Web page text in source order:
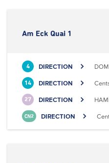
Am Eck Quai 1
4 DIRECTION
14 DIRECTION
27 DIRECTION
CN2 DIRECTION